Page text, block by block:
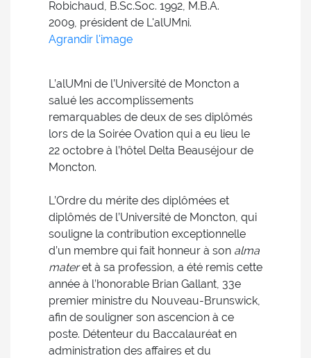
Robichaud, B.Sc.Soc. 1992, M.B.A.
2009, président de L'alUMni.
Agrandir l'image
L’alUMni de l’Université de Moncton a
salué les accomplissements
remarquables de deux de ses diplômés
lors de la Soirée Ovation qui a eu lieu le
22 octobre à l’hôtel Delta Beauséjour de
Moncton.
L’Ordre du mérite des diplômées et
diplômés de l’Université de Moncton, qui
souligne la contribution exceptionnelle
d’un membre qui fait honneur à son alma
materet à sa profession, a été remis cette
année à l’honorable Brian Gallant, 33e
premier ministre du Nouveau-Brunswick,
afin de souligner son ascencion à ce
poste. Détenteur du Baccalauréat en
administration des affaires et du